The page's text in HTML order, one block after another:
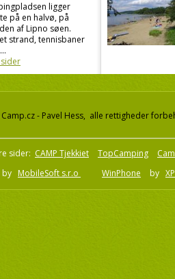
ligger
på en halvø, på
af Lipno søen.
strand, tennisbaner
- Pavel Hess, alle rettigheder
sider: CAMP Tjekkiet TopCamping
by MobileSoft s.r.o WinPhone by